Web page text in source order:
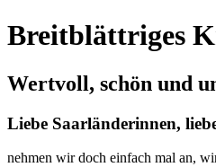
Breitblättriges
Wertvoll, schön und
Liebe Saarländerinnen,
nehmen wir doch einfach mal an,